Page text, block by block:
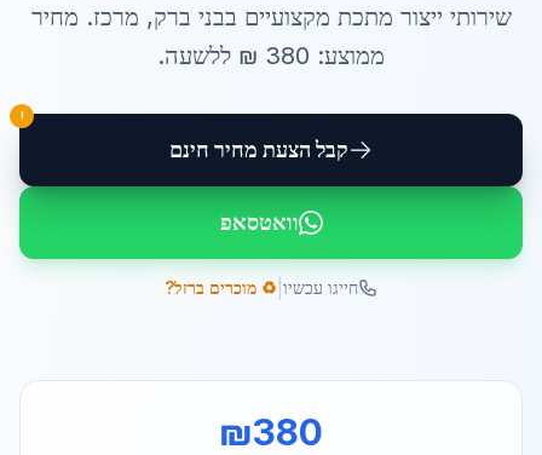
שירותי ייצור מתכת מקצועיים בבני ברק, מרכז. מחיר
ממוצע: 380 ₪ ללשעה.
קבל הצעת מחיר חינם
!
וואטסאפ
חייגו עכשיו ♻️ מוכרים ברזל?
₪380